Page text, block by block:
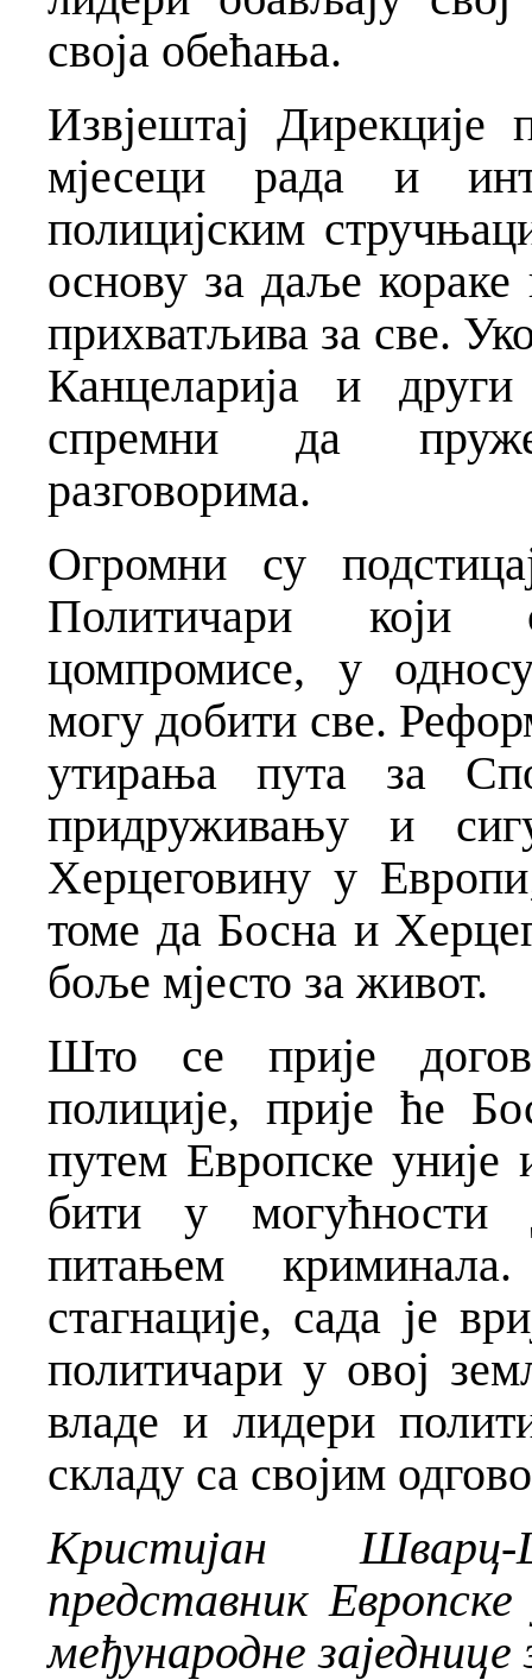
своја обећања.
Извјештај Дирекције
мјесеци рада и
полицијским
основу за даље
прихватљива за све.
Канцеларија и
спремни да
разговорима.
Огромни су
Политичари који
цомпромисе, у
могу добити све.
утирања пута за
придруживању и
Херцеговину у
томе да Босна и
боље мјесто за живот.
Што се прије
полиције, прије ће
путем Европске уније
бити у могућности
питањем
стагнације, сада је
политичари у овој
владе и лидери
складу са својим
Кристијан
представник
међународне